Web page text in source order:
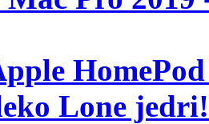
Lone jedri!